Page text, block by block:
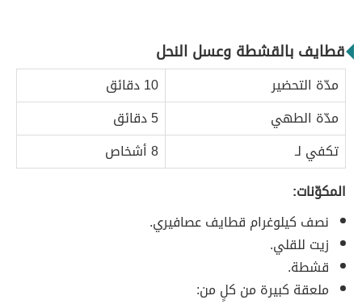
قطايف بالقشطة وعسل النحل
مدّة التحضير
10 دقائق
مدّة الطهي
5 دقائق
تكفي لـ
8 أشخاص
المكوّنات:
نصف كيلوغرام قطايف عصافيري.
زيت للقلي.
قشطة.
ملعقة كبيرة من كلٍ من: